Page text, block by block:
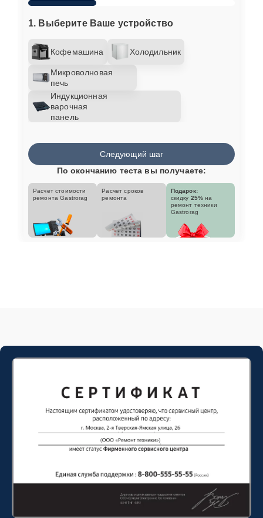
1. Выберите Ваше устройство
Кофемашина Холодильник
Микроволновая
печь
Индукционная
варочная
панель
Следующий шаг
По окончанию теста вы получаете:
Расчет стоимости
ремонта Gastrorag
Расчет сроков
ремонта
Подарок:
скидку 25% на
ремонт техники
Gastrorag